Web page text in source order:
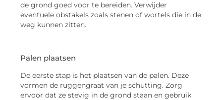
de grond goed voor te bereiden. Verwijder
eventuele obstakels zoals stenen of wortels die in de
weg kunnen zitten.
Palen plaatsen
De eerste stap is het plaatsen van de palen. Deze
vormen de ruggengraat van je schutting. Zorg
ervoor dat ze stevig in de grond staan en gebruik